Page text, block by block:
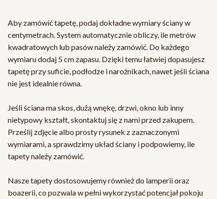
Aby zamówić tapetę, podaj dokładne wymiary ściany w
centymetrach. System automatycznie obliczy, ile metrów
kwadratowych lub pasów należy zamówić. Do każdego
wymiaru dodaj 5 cm zapasu. Dzięki temu łatwiej dopasujesz
tapetę przy suficie, podłodze i narożnikach, nawet jeśli ściana
nie jest idealnie równa.
Jeśli ściana ma skos, dużą wnękę, drzwi, okno lub inny
nietypowy kształt, skontaktuj się z nami przed zakupem.
Prześlij zdjęcie albo prosty rysunek z zaznaczonymi
wymiarami, a sprawdzimy układ ściany i podpowiemy, ile
tapety należy zamówić.
Nasze tapety dostosowujemy również do lamperii oraz
boazerii, co pozwala w pełni wykorzystać potencjał pokoju